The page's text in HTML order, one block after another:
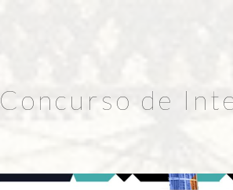
Concurso de